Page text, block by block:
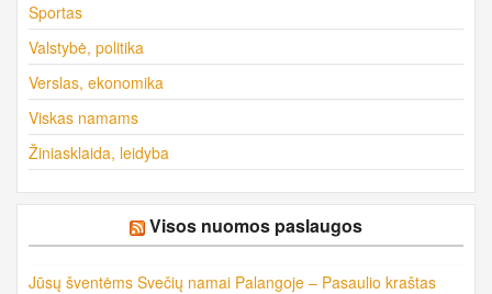
Sportas
Valstybė, politika
Verslas, ekonomika
Viskas namams
Žiniasklaida, leidyba
Visos nuomos paslaugos
Jūsų šventėms Svečių namai Palangoje – Pasaulio kraštas